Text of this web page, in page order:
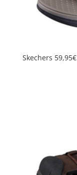
Skechers 59,95€